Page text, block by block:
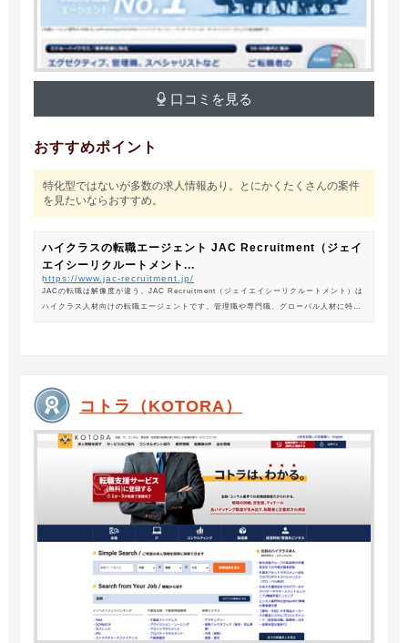
口コミを見る
おすすめポイント
特化型ではないが多数の求人情報あり。とにかくたくさんの案件
を見たいならおすすめ。
ハイクラスの転職エージェント JAC Recruitment（ジェイ
エイシーリクルートメント...
https://www.jac-recruitment.jp/
JACの転職は解像度が違う。JAC Recruitment（ジェイエイシーリクルートメント）は
ハイクラス人材向けの転職エージェントです。管理職や専門職、グローバル人材に特化
コトラ（KOTORA）